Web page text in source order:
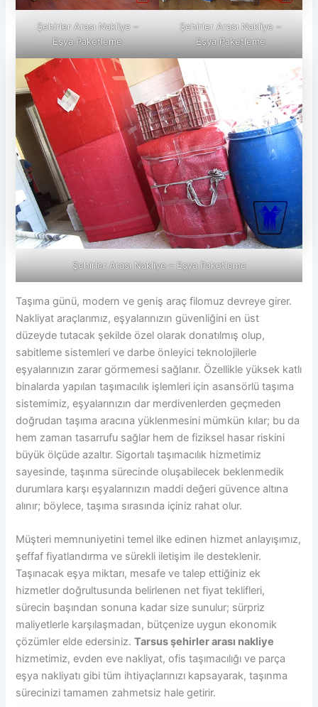
Şehirler Arası Nakliye –
Eşya Paketleme
Şehirler Arası Nakliye –
Eşya Paketleme
Şehirler Arası Nakliye – Eşya Paketleme
Taşıma günü, modern ve geniş araç filomuz devreye girer.
Nakliyat araçlarımız, eşyalarınızın güvenliğini en üst
düzeyde tutacak şekilde özel olarak donatılmış olup,
sabitleme sistemleri ve darbe önleyici teknolojilerle
eşyalarınızın zarar görmemesi sağlanır. Özellikle yüksek katlı
binalarda yapılan taşımacılık işlemleri için asansörlü taşıma
sistemimiz, eşyalarınızın dar merdivenlerden geçmeden
doğrudan taşıma aracına yüklenmesini mümkün kılar; bu da
hem zaman tasarrufu sağlar hem de fiziksel hasar riskini
büyük ölçüde azaltır. Sigortalı taşımacılık hizmetimiz
sayesinde, taşınma sürecinde oluşabilecek beklenmedik
durumlara karşı eşyalarınızın maddi değeri güvence altına
alınır; böylece, taşıma sırasında içiniz rahat olur.
Müşteri memnuniyetini temel ilke edinen hizmet anlayışımız,
şeffaf fiyatlandırma ve sürekli iletişim ile desteklenir.
Taşınacak eşya miktarı, mesafe ve talep ettiğiniz ek
hizmetler doğrultusunda belirlenen net fiyat teklifleri,
sürecin başından sonuna kadar size sunulur; sürpriz
maliyetlerle karşılaşmadan, bütçenize uygun ekonomik
çözümler elde edersiniz.Tarsus şehirler arası nakliye
hizmetimiz, evden eve nakliyat, ofis taşımacılığı ve parça
eşya nakliyatı gibi tüm ihtiyaçlarınızı kapsayarak, taşınma
sürecinizi tamamen zahmetsiz hale getirir.